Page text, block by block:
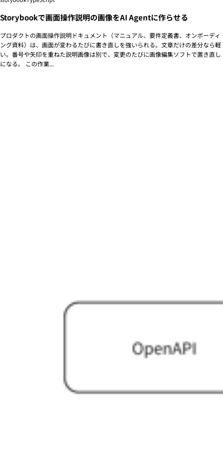
Storybookで画面操作説明の画像をAI Agentに作らせる
プロダクトの画面操作説明ドキュメント（マニュアル、要件定義書、オンボーディ
ング資料）は、画面が変わるたびに書き直しを強いられる。文章だけの差分なら軽
い。番号や矢印を重ねた説明画像は別で、変更のたびに画像編集ソフトで置き直し
になる。 この作業...